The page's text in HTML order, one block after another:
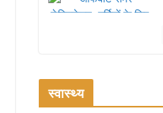
स्वास्थ्य